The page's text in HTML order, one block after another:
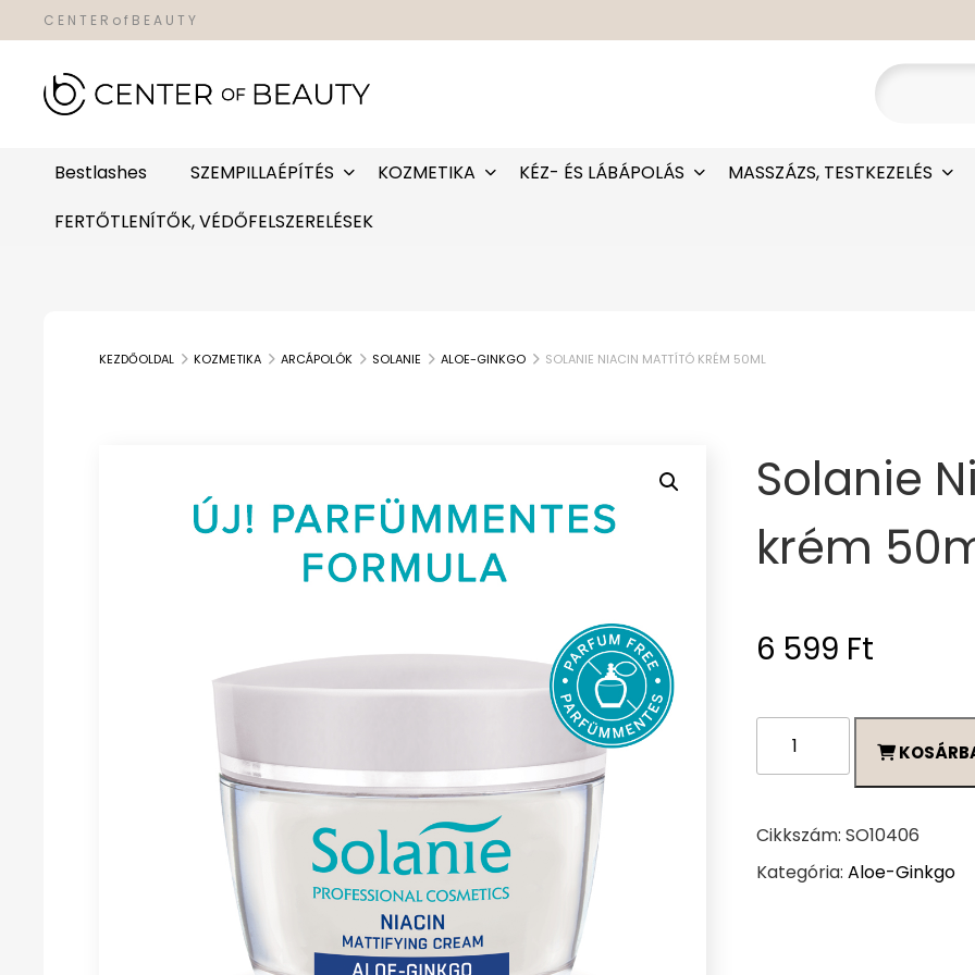
C E N T E R o f B E A U T Y
Bestlashes SZEMPILLAÉPÍTÉS KOZMETIKA KÉZ- ÉS LÁBÁPOLÁS
MASSZÁZS, TESTKEZELÉS
FERTŐTLENÍTŐK, VÉDŐFELSZERELÉSEK
KEZDŐOLDAL KOZMETIKA ARCÁPOLÓK SOLANIE ALOE-GINKGO SOLANIE NIACIN MATTÍTÓ KRÉM 50ML
Solanie
krém
6 599 Ft
Niacin
mattító
50ml
mennyiség
Cikkszám:SO10406
Kategória:Aloe-Ginkgo